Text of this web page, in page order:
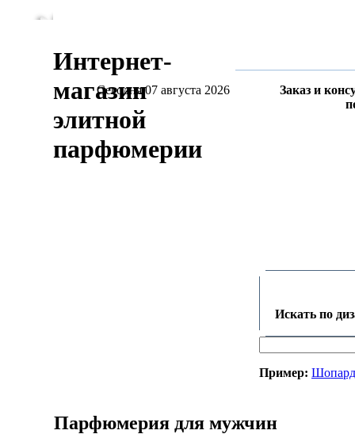
Интернет-
магазин
элитной
парфюмерии
Сегодня 07 августа 2026
Заказ и
Искать по
Пример: Шопард
Парфюмерия для мужчин